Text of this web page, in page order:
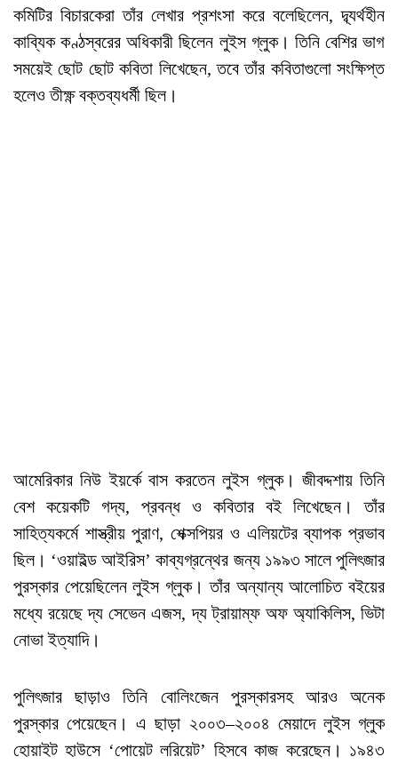
কমিটির বিচারকেরা তাঁর লেখার প্রশংসা করে বলেছিলেন, দ্ব্যর্থহীন
কাব্যিক কণ্ঠস্বরের অধিকারী ছিলেন লুইস গ্লুক। তিনি বেশির ভাগ
সময়েই ছোট ছোট কবিতা লিখেছেন, তবে তাঁর কবিতাগুলো সংক্ষিপ্ত
হলেও তীক্ষ্ণ বক্তব্যধর্মী ছিল।
আমেরিকার নিউ ইয়র্কে বাস করতেন লুইস গ্লুক। জীবদ্দশায় তিনি
বেশ কয়েকটি গদ্য, প্রবন্ধ ও কবিতার বই লিখেছেন। তাঁর
সাহিত্যকর্মে শাস্ত্রীয় পুরাণ, শেক্সপিয়র ও এলিয়টের ব্যাপক প্রভাব
ছিল। ‘ওয়াইল্ড আইরিস’ কাব্যগ্রন্থের জন্য ১৯৯৩ সালে পুলিৎজার
পুরস্কার পেয়েছিলেন লুইস গ্লুক। তাঁর অন্যান্য আলোচিত বইয়ের
মধ্যে রয়েছে দ্য সেভেন এজস, দ্য ট্রায়াম্ফ অফ অ্যাকিলিস, ভিটা
নোভা ইত্যাদি।
পুলিৎজার ছাড়াও তিনি বোলিংজেন পুরস্কারসহ আরও অনেক
পুরস্কার পেয়েছেন। এ ছাড়া ২০০৩–২০০৪ মেয়াদে লুইস গ্লুক
হোয়াইট হাউসে ‘পোয়েট লরিয়েট’ হিসবে কাজ করেছেন। ১৯৪৩